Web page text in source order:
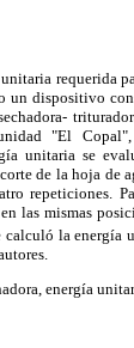
requerida
un dispositivo
"El Copal",
unitaria se
de la hoja
repeticiones.
las mismas
la energía
energía